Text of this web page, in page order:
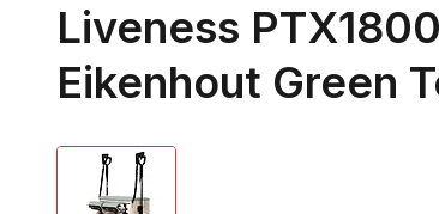
Liveness
Eikenhout Green